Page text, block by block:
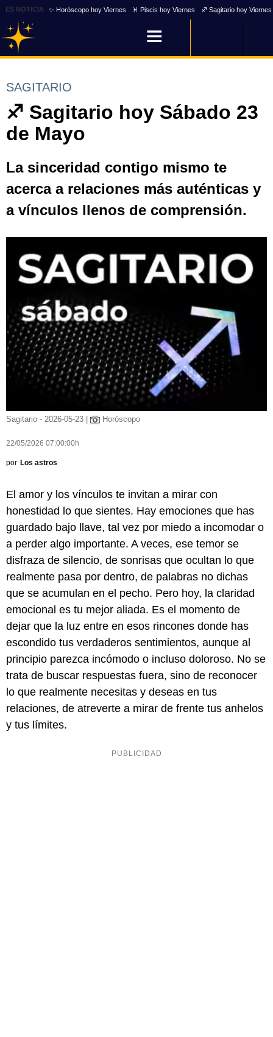
ES NOTICIA ✨ Horóscopo hoy Viernes ♓ Piscis hoy Viernes ♐ Sagitario hoy Viernes
SAGITARIO
♐ Sagitario hoy Sábado 23
de Mayo
La sinceridad contigo mismo te
acerca a relaciones más auténticas y
a vínculos llenos de comprensión.
Sagitario - 2026-05-23 | Horóscopo
22/05/2026 07:00:00h
por Los astros
El amor y los vínculos te invitan a mirar con
honestidad lo que sientes. Hay emociones que has
guardado bajo llave, tal vez por miedo a incomodar o
a perder algo importante. A veces, ese temor se
disfraza de silencio, de sonrisas que ocultan lo que
realmente pasa por dentro, de palabras no dichas
que se acumulan en el pecho. Pero hoy, la claridad
emocional es tu mejor aliada. Es el momento de
dejar que la luz entre en esos rincones donde has
escondido tus verdaderos sentimientos, aunque al
principio parezca incómodo o incluso doloroso. No se
trata de buscar respuestas fuera, sino de reconocer
lo que realmente necesitas y deseas en tus
relaciones, de atreverte a mirar de frente tus anhelos
y tus límites.